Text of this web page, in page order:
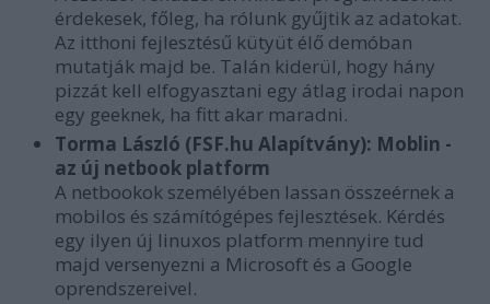
érdekesek, főleg, ha rólunk gyűjtik az adatokat.
Az itthoni fejlesztésű kütyüt élő demóban
mutatják majd be. Talán kiderül, hogy hány
pizzát kell elfogyasztani egy átlag irodai napon
egy geeknek, ha fitt akar maradni.
Torma László (FSF.hu Alapítvány): Moblin -
az új netbook platform
A netbookok személyében lassan összeérnek a
mobilos és számítógépes fejlesztések. Kérdés
egy ilyen új linuxos platform mennyire tud
majd versenyezni a Microsoft és a Google
oprendszereivel.